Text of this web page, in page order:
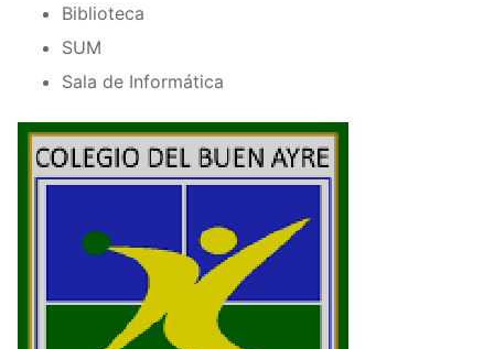
Biblioteca
SUM
Sala de Informática